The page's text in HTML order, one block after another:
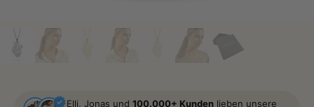
Elli, Jonas und 100.000+ Kunden lieben unsere